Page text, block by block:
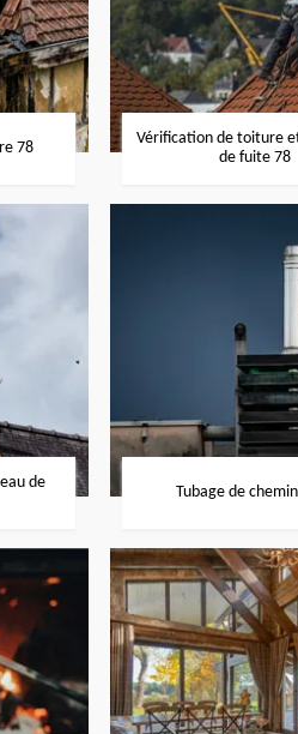
78
Vérification de toiture
de fuite 78
de
Tubage de